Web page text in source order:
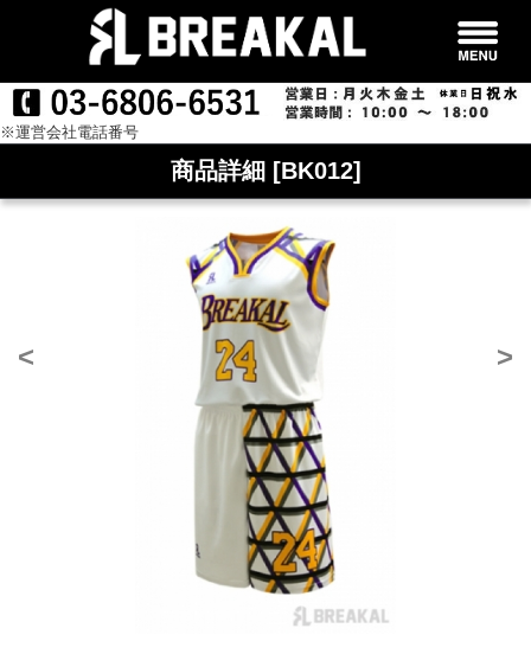
※運営会社電話番号
商品詳細 [BK012]
< >